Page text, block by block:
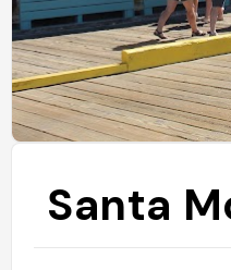
Santa